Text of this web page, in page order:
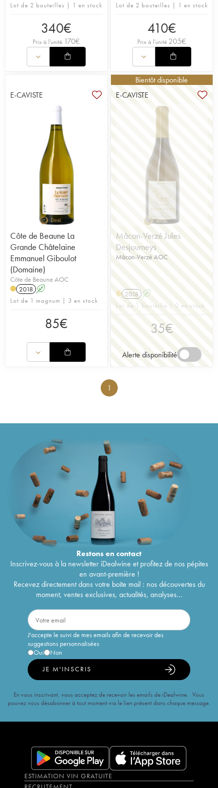
Lot de 2 bouteilles | 1 en stock
340€
Prix à l'unité 170€
Lot de 2 bouteilles | 1 en stock
410€
Prix à l'unité 205€
E-CAVISTE
Côte de Beaune La
Grande Châtelaine
Emmanuel Giboulot
(Domaine)
Côte de Beaune AOC
2018 A
Lot de 1 magnum | 3 en stock
85€
Bientôt disponible
E-CAVISTE
Mâcon-Verzé Jules
Desjourneys
Mâcon-Verzé AOC
2018 A
Lot de 1 bouteille | 0 en stock
35€
Alerte disponibilité
1
Restons encontact
Inscrivez-vous à la newsletter iDealwine et profitez de nos pépites
en avant-première !
Recevez directement dans votre boîte mail : nos découvertes du
moment, ventes exclusives, actualités, analyses...
J'accepte le suivi de mes emails afin de recevoir des
suggestions personnalisées
Oui
Non
JE M'INSCRIS
En vous inscrivant, vous acceptez de recevoir les emails de iDealwine. Vous
pouvez vous désabonner à tout moment via le lien présent dans chaque message.
ESTIMATION VIN GRATUITE